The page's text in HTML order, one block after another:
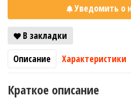
Уведомить о
В закладки
Описание
Характеристики
Краткое описание